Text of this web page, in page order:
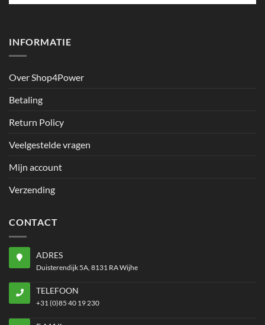
INFORMATIE
Over Shop4Power
Betaling
Return Policy
Veelgestelde vragen
Mijn account
Verzending
CONTACT
ADRES
Duisterendijk 5A, 8131 RA Wijhe
TELEFOON
+31 (0)85 40 19 230